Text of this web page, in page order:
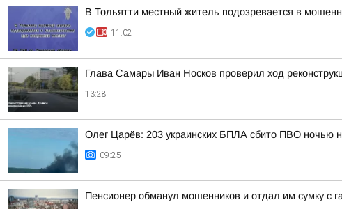
В Тольятти местный житель подозревается в
11:02
Глава Самары Иван Носков проверил ход
13:28
Олег Царёв: 203 украинских БПЛА сбито ПВО ночью
09:25
Пенсионер обманул мошенников и отдал им сумку с